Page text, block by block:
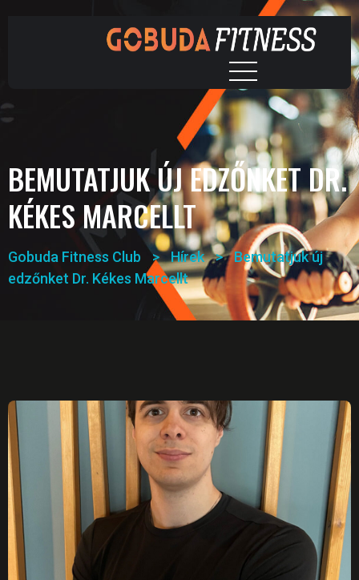
BEMUTATJUK ÚJ EDZŐNKET DR.
KÉKES MARCELLT
Gobuda Fitness Club > Hírek > Bemutatjuk új
edzőnket Dr. Kékes Marcellt